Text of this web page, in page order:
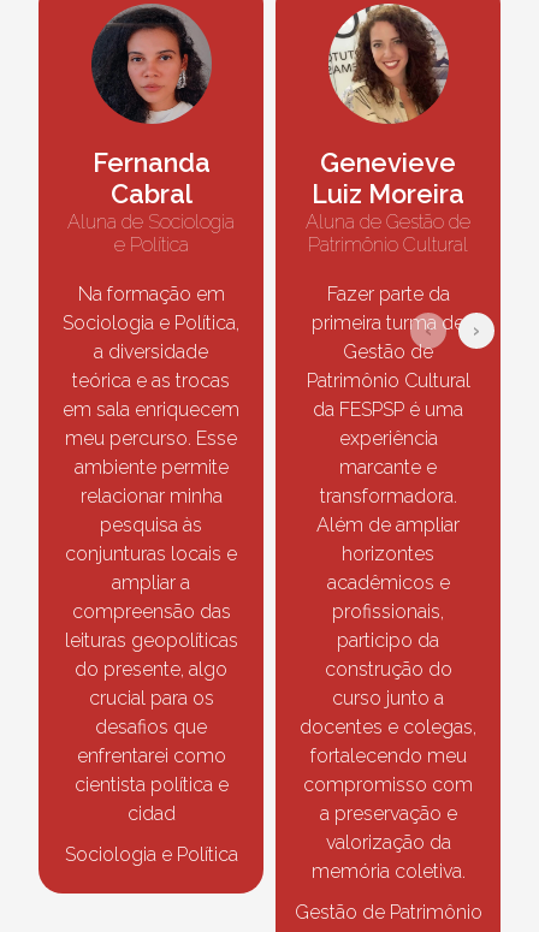
Fernanda
Cabral
Aluna de Sociologia
e Política
Na formação em
Sociologia e Política,
a diversidade
teórica e as trocas
em sala enriquecem
meu percurso. Esse
ambiente permite
relacionar minha
pesquisa às
conjunturas locais e
ampliar a
compreensão das
leituras geopolíticas
do presente, algo
crucial para os
desafios que
enfrentarei como
cientista política e
cidad
Sociologia e Política
Genevieve
Luiz Moreira
Aluna de Gestão de
Patrimônio Cultural
Fazer parte da
primeira turma de
Gestão de
Patrimônio Cultural
da FESPSP é uma
experiência
marcante e
transformadora.
Além de ampliar
horizontes
acadêmicos e
profissionais,
participo da
construção do
curso junto a
docentes e colegas,
fortalecendo meu
compromisso com
a preservação e
valorização da
memória coletiva.
Gestão de Patrimônio
‹ ›